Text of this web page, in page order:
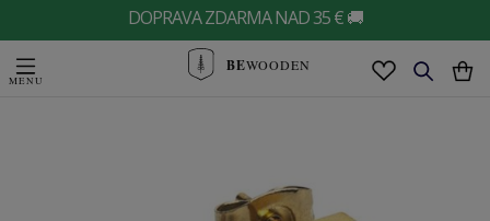
DOPRAVA ZDARMA NAD 35 € 🚚
BEWOODEN